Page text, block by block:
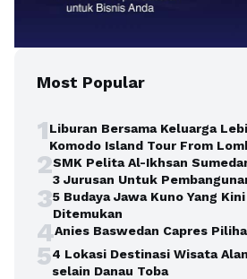
Most Popular
1Liburan Bersama Keluarga
Komodo Island Tour From
2SMK Pelita Al-Ikhsan
3 Jurusan Untuk
35 Budaya Jawa Kuno Yang
Ditemukan
4Anies Baswedan Capres
54 Lokasi Destinasi Wisata
selain Danau Toba